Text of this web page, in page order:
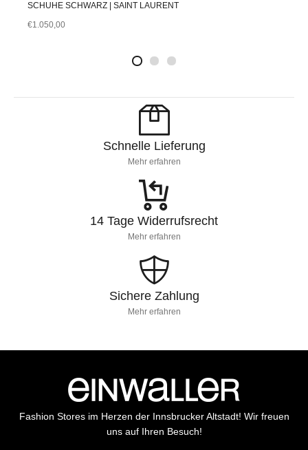
SCHUHE SCHWARZ | SAINT LAURENT
€1.050,00
Schnelle Lieferung
Mehr erfahren
14 Tage Widerrufsrecht
Mehr erfahren
Sichere Zahlung
Mehr erfahren
Fashion Stores im Herzen der Innsbrucker Altstadt! Wir freuen
uns auf Ihren Besuch!